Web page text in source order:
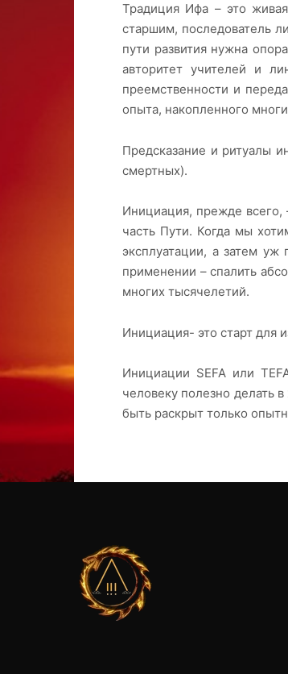
Традиция Ифа – это
старшим, последователь
пути развития нужна
авторитет учителей и
преемственности и
опыта, накопленного
Предсказание и ритуалы
смертных).
Инициация, прежде
часть Пути. Когда мы
эксплуатации, а затем
применении – спалить
многих тысячелетий.
Инициация- это старт для
Инициации SEFA или
человеку полезно делать
быть раскрыт только